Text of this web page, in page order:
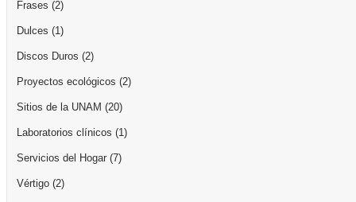
Frases (2)
Dulces (1)
Discos Duros (2)
Proyectos ecológicos (2)
Sitios de la UNAM (20)
Laboratorios clínicos (1)
Servicios del Hogar (7)
Vértigo (2)